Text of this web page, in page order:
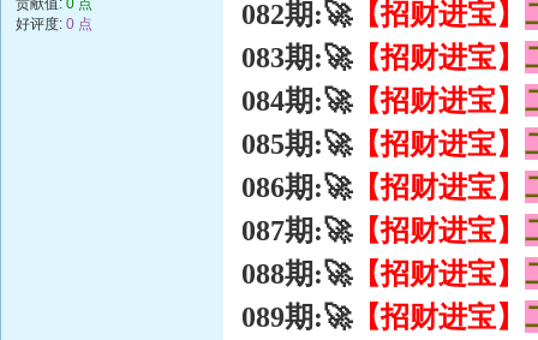
好评度: 0 点 082期:🚀【招财进宝】
083期:🚀【招财进宝】
084期:🚀【招财进宝】
085期:🚀【招财进宝】
086期:🚀【招财进宝】
087期:🚀【招财进宝】
088期:🚀【招财进宝】
089期:🚀【招财进宝】